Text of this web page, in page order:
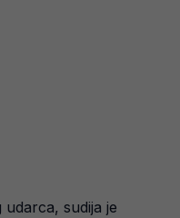
sudija je